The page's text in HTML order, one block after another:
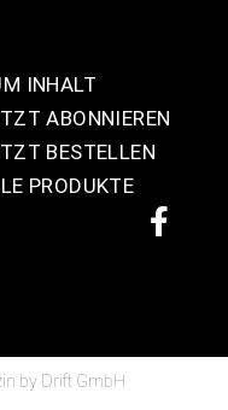
INHALT
ABONNIEREN
BESTELLEN
PRODUKTE
by Drift GmbH